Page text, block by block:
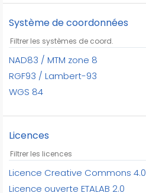
république isogeo
serres
théâtre
tronçons de cours d'eau
tronçons hydrographiques
ville de montréal
Système de coordonnées
NAD83 / MTM zone 8
RGF93 / Lambert-93
WGS 84
Licences
Licence Creative Commons 4.0
Licence ouverte ETALAB 2.0